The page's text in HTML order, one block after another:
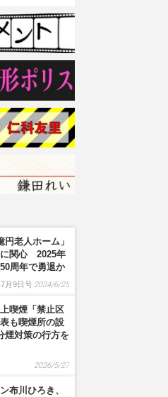
老人ホーム」
に関心 2025年
周年で勇退か
月9日号 2024/6/25
喫煙「禁止区
も喫煙所の設
煙対策の行方を
2026/5/27
布川ひろき、